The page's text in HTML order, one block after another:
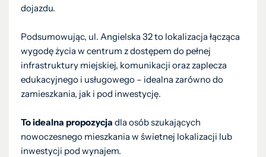
dojazdu.
Podsumowując, ul. Angielska 32 to lokalizacja łącząca
wygodę życia w centrum z dostępem do pełnej
infrastruktury miejskiej, komunikacji oraz zaplecza
edukacyjnego i usługowego – idealna zarówno do
zamieszkania, jak i pod inwestycję.
To idealna propozycja dla osób szukających
nowoczesnego mieszkania w świetnej lokalizacji lub
inwestycji pod wynajem.